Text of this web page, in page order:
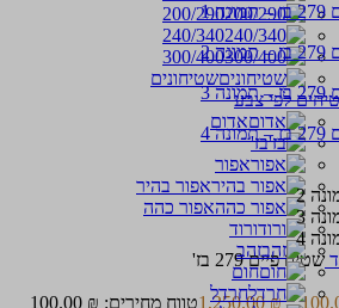
200/290
240/340
300/400
שטיחונים
לפי צבע
אדום
בז'
אפור
אפור בהיר
אפור כהה
ורוד
זהב
חום
חרדל
שטיח פיים 279 בז'
–
1,250.00₪